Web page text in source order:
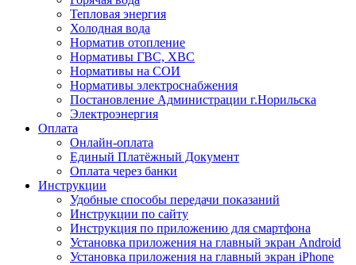
Тепловая энергия
Холодная вода
Норматив отопление
Нормативы ГВС, ХВС
Нормативы на СОИ
Нормативы электроснабжения
Постановление Администрации г.Норильска
Электроэнергия
Оплата
Онлайн-оплата
Единый Платёжный Документ
Оплата через банки
Инструкции
Удобные способы передачи показаний
Инструкции по сайту
Инструкция по приложению для смартфона
Установка приложения на главный экран Android
Установка приложения на главный экран iPhone